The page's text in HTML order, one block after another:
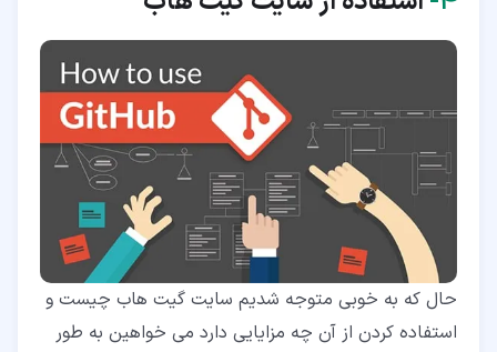
حال که به خوبی متوجه شدیم سایت گیت هاب چیست و
استفاده کردن از آن چه مزایایی دارد می خواهین به طور